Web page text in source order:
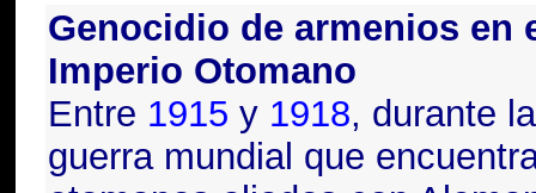
Genocidio de armenios en
Imperio Otomano
Entre 1915 y 1918, durante
guerra mundial que